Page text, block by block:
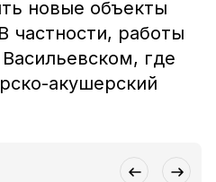
новые объекты
частности, работы
где
акушерский